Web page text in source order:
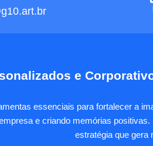
e
essenciais para fortalecer a
e criando memórias
estratégia que gera